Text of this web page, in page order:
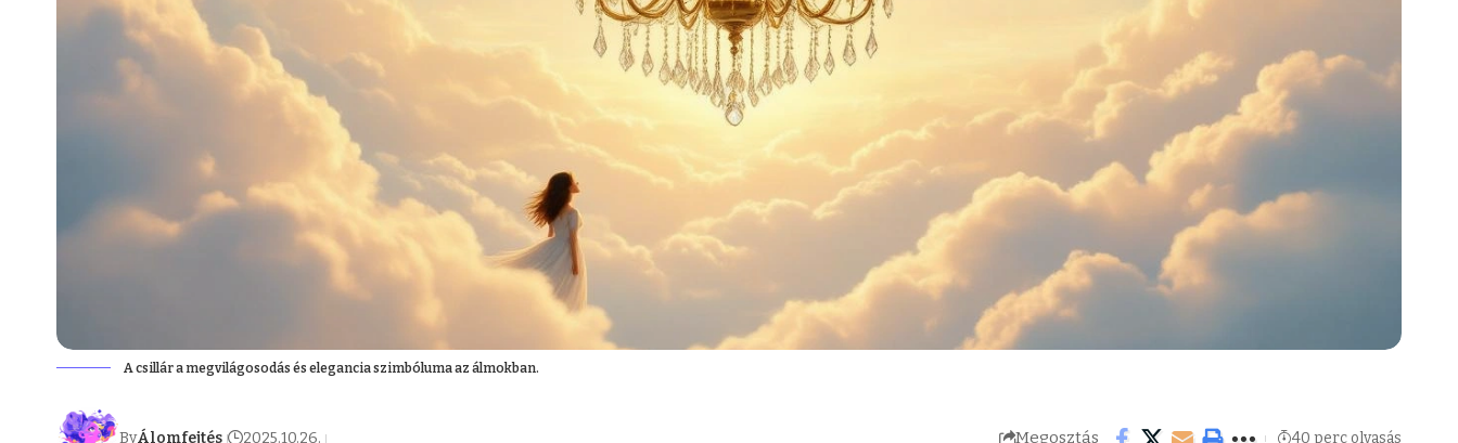
A csillár a megvilágosodás és elegancia szimbóluma az álmokban.
ByÁlomfejtés 2025.10.26. Megosztás 40 perc olvasás